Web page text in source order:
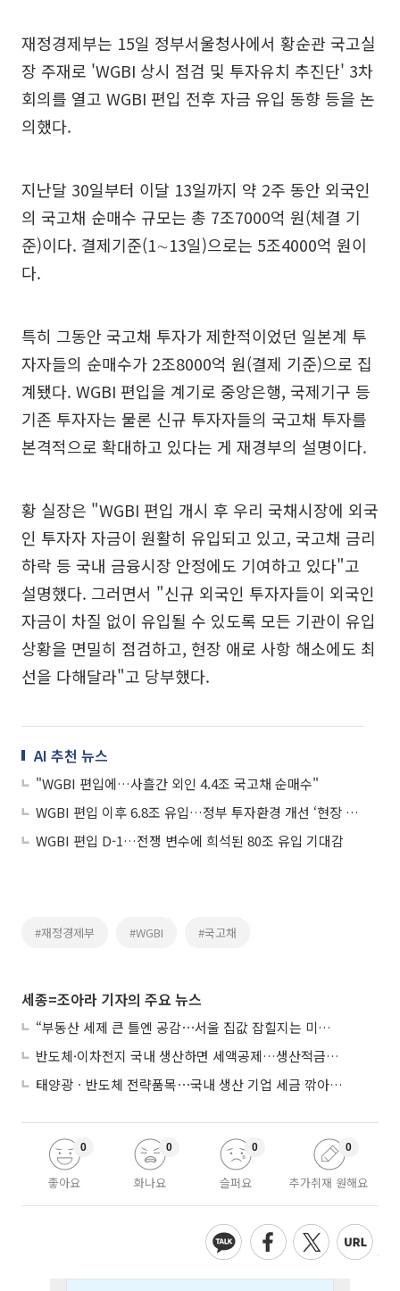
재정경제부는 15일 정부서울청사에서 황순관 국고실
장 주재로 'WGBI 상시 점검 및 투자유치 추진단' 3차
회의를 열고 WGBI 편입 전후 자금 유입 동향 등을 논
의했다.
지난달 30일부터 이달 13일까지 약 2주 동안 외국인
의 국고채 순매수 규모는 총 7조7000억 원(체결 기
준)이다. 결제기준(1∼13일)으로는 5조4000억 원이
다.
특히 그동안 국고채 투자가 제한적이었던 일본계 투
자자들의 순매수가 2조8000억 원(결제 기준)으로 집
계됐다. WGBI 편입을 계기로 중앙은행, 국제기구 등
기존 투자자는 물론 신규 투자자들의 국고채 투자를
본격적으로 확대하고 있다는 게 재경부의 설명이다.
황 실장은 "WGBI 편입 개시 후 우리 국채시장에 외국
인 투자자 자금이 원활히 유입되고 있고, 국고채 금리
하락 등 국내 금융시장 안정에도 기여하고 있다"고
설명했다. 그러면서 "신규 외국인 투자자들이 외국인
자금이 차질 없이 유입될 수 있도록 모든 기관이 유입
상황을 면밀히 점검하고, 현장 애로 사항 해소에도 최
선을 다해달라"고 당부했다.
AI 추천 뉴스
"WGBI 편입에…사흘간 외인 4.4조 국고채 순매수"
WGBI 편입 이후 6.8조 유입…정부 투자환경 개선 ‘현장 대응’ 강화
WGBI 편입 D-1…전쟁 변수에 희석된 80조 유입 기대감
#재정경제부 #WGBI #국고채
세종=조아라 기자의 주요 뉴스
“부동산 세제 큰 틀엔 공감⋯서울 집값 잡힐지는 미지수”
반도체·이차전지 국내 생산하면 세액공제…생산적금융 ISA 신설
태양광ㆍ반도체 전략품목⋯국내 생산 기업 세금 깎아준다
좋아요
0
화나요
0
슬퍼요
0
추가취재 원해요
0